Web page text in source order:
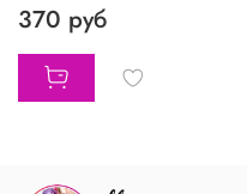
370 руб